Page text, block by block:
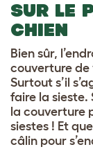
SUR LE
CHIEN
Bien sûr,
couverture de
Surtout s’il
faire la sieste.
la couverture
siestes ! Et
câlin pour